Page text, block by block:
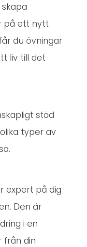
på ett nytt
du övningar
liv till det
stöd
typer av
expert på dig
Den är
i en
från din